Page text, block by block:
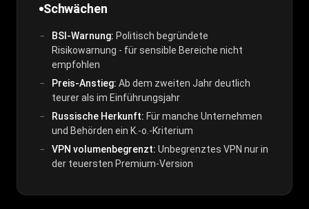
Schwächen
BSI-Warnung: Politisch begründete
Risikowarnung - für sensible Bereiche nicht
empfohlen
Preis-Anstieg: Ab dem zweiten Jahr deutlich
teurer als im Einführungsjahr
Russische Herkunft: Für manche Unternehmen
und Behörden ein K.-o.-Kriterium
VPN volumenbegrenzt: Unbegrenztes VPN nur in
der teuersten Premium-Version